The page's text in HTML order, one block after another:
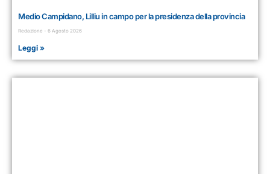
Medio Campidano, Lilliu in campo per la presidenza della provincia
Redazione 6 Agosto 2026
Leggi »